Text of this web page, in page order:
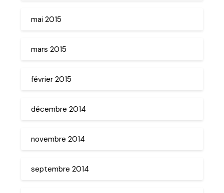
mai 2015
mars 2015
février 2015
décembre 2014
novembre 2014
septembre 2014